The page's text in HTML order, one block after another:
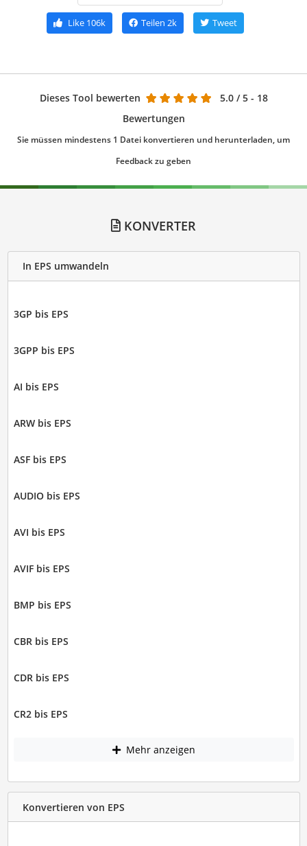
Like 106k Teilen 2k Tweet
Dieses Tool bewerten 5.0 / 5 - 18
Bewertungen
Sie müssen mindestens 1 Datei konvertieren und herunterladen, um
Feedback zu geben
KONVERTER
In EPS umwandeln
3GP bis EPS
3GPP bis EPS
AI bis EPS
ARW bis EPS
ASF bis EPS
AUDIO bis EPS
AVI bis EPS
AVIF bis EPS
BMP bis EPS
CBR bis EPS
CDR bis EPS
CR2 bis EPS
Mehr anzeigen
Konvertieren von EPS